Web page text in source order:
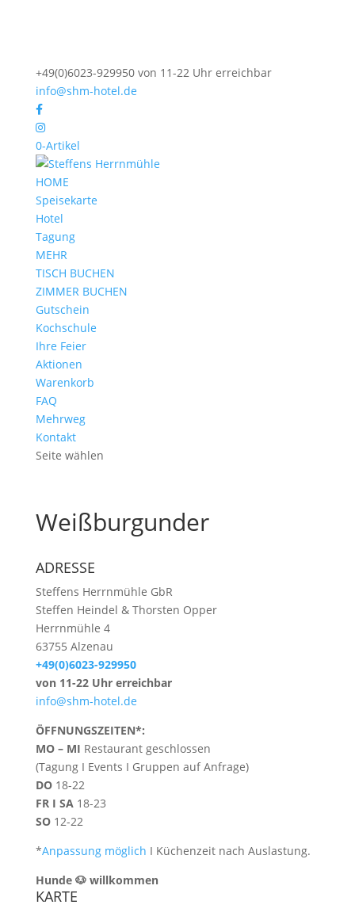
+49(0)6023-929950 von 11-22 Uhr erreichbar
info@shm-hotel.de
0-Artikel
HOME
Speisekarte
Hotel
Tagung
MEHR
TISCH BUCHEN
ZIMMER BUCHEN
Gutschein
Kochschule
Ihre Feier
Aktionen
Warenkorb
FAQ
Mehrweg
Kontakt
Seite wählen
Weißburgunder
ADRESSE
Steffens Herrnmühle GbR
Steffen Heindel & Thorsten Opper
Herrnmühle 4
63755 Alzenau
+49(0)6023-929950
von 11-22 Uhr erreichbar
info@shm-hotel.de
ÖFFNUNGSZEITEN*:
MO – MI Restaurant geschlossen
(Tagung I Events I Gruppen auf Anfrage)
DO18-22
FR I SA18-23
SO12-22
*Anpassung möglich I Küchenzeit nach Auslastung.
Hunde 🐶 willkommen
KARTE